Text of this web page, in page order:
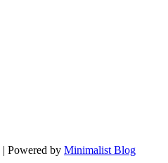
| Powered by Minimalist Blog